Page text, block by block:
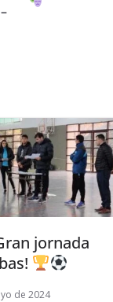
jornada
de 2024